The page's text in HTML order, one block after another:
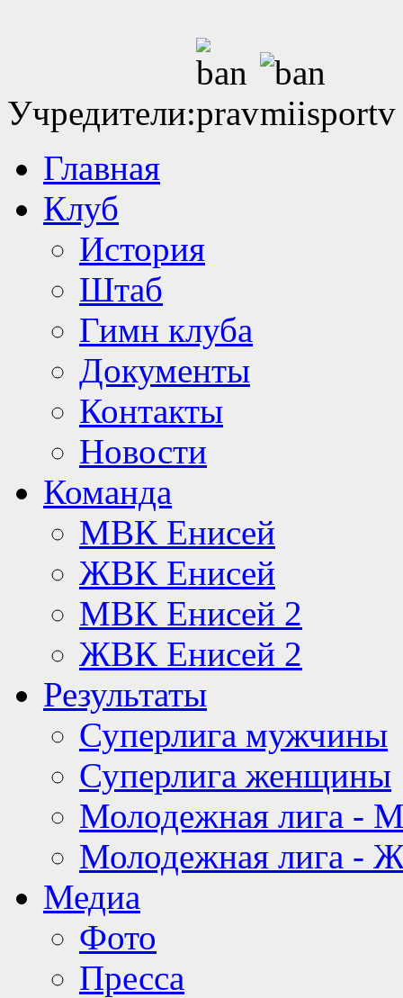
Учредители:
Главная
Клуб
История
Штаб
Гимн клуба
Документы
Контакты
Новости
Команда
МВК Енисей
ЖВК Енисей
МВК Енисей 2
ЖВК Енисей 2
Результаты
Суперлига мужчины
Суперлига женщины
Молодежная лига -
Молодежная лига -
Медиа
Фото
Пресса